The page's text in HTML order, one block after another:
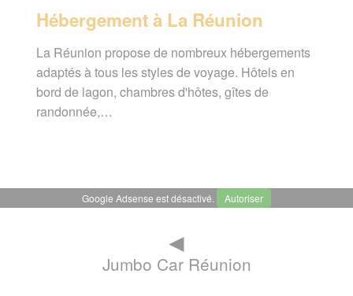
Hébergement à La Réunion
La Réunion propose de nombreux hébergements
adaptés à tous les styles de voyage. Hôtels en
bord de lagon, chambres d'hôtes, gîtes de
randonnée,…
Google Adsense est désactivé. Autoriser
◄
Jumbo Car Réunion